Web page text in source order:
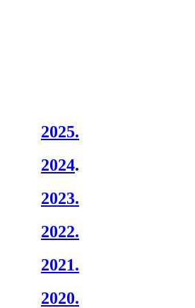
2025.
2024.
2023.
2022.
2021.
2020.